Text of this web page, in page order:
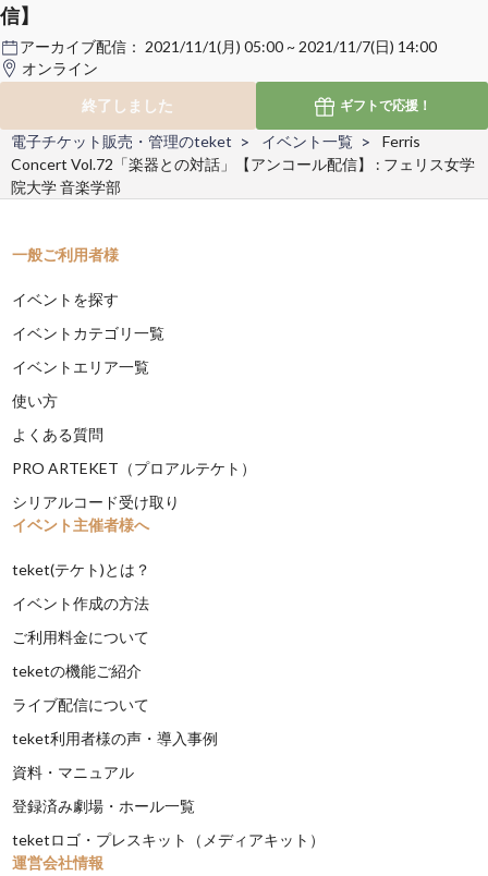
信】
アーカイブ配信： 2021/11/1(月) 05:00 ~ 2021/11/7(日) 14:00
オンライン
終了しました
ギフトで応援！
電子チケット販売・管理のteket イベント一覧
Ferris
Concert Vol.72「楽器との対話」【アンコール配信】 : フェリス女学
院大学 音楽学部
一般ご利用者様
イベントを探す
イベントカテゴリ一覧
イベントエリア一覧
使い方
よくある質問
PRO ARTEKET（プロアルテケト）
シリアルコード受け取り
イベント主催者様へ
teket(テケト)とは？
イベント作成の方法
ご利用料金について
teketの機能ご紹介
ライブ配信について
teket利用者様の声・導入事例
資料・マニュアル
登録済み劇場・ホール一覧
teketロゴ・プレスキット（メディアキット）
運営会社情報